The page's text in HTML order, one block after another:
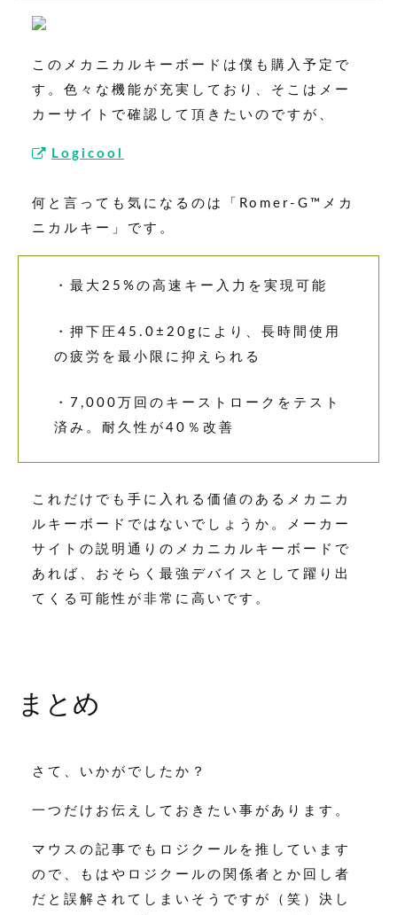
このメカニカルキーボードは僕も購入予定で
す。色々な機能が充実しており、そこはメー
カーサイトで確認して頂きたいのですが、
Logicool
何と言っても気になるのは「Romer-G™メカ
ニカルキー」です。
・最大25%の高速キー入力を実現可能
・押下圧45.0±20gにより、長時間使用
の疲労を最小限に抑えられる
・7,000万回のキーストロークをテスト
済み。耐久性が40％改善
これだけでも手に入れる価値のあるメカニカ
ルキーボードではないでしょうか。メーカー
サイトの説明通りのメカニカルキーボードで
あれば、おそらく最強デバイスとして躍り出
てくる可能性が非常に高いです。
まとめ
さて、いかがでしたか？
一つだけお伝えしておきたい事があります。
マウスの記事でもロジクールを推しています
ので、もはやロジクールの関係者とか回し者
だと誤解されてしまいそうですが（笑）決し